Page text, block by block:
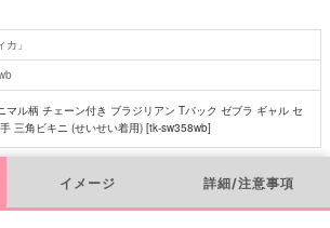
」
マル柄 チェーン付き ブラジリアン Tバック ゼブラ ギャル セ
三角ビキニ (せいせい着用) [tk-sw358wb]
イメージ 詳細/注意事項